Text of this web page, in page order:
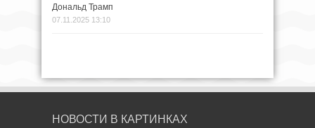
Дональд Трамп
07.11.2025 13:10
НОВОСТИ В КАРТИНКАХ